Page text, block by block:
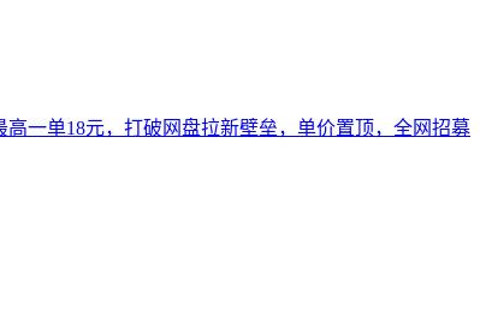
一单18元，打破网盘拉新壁垒，单价置顶，全网招募